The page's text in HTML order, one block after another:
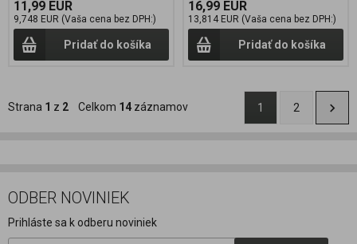
11,99 EUR
9,748 EUR (Vaša cena bez DPH:)
Pridať do košíka
16,99 EUR
13,814 EUR (Vaša cena bez DPH:)
Pridať do košíka
Strana 1 z 2 Celkom 14 záznamov 1 2
ODBER NOVINIEK
Prihláste sa k odberu noviniek